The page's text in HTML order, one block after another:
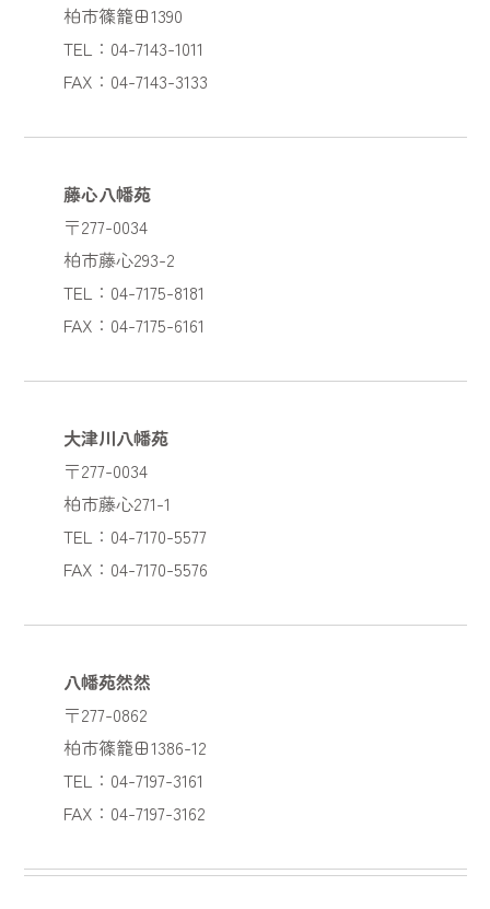
柏市篠籠田1390
TEL：04-7143-1011
FAX：04-7143-3133
藤心八幡苑
〒277-0034
柏市藤心293-2
TEL：04-7175-8181
FAX：04-7175-6161
大津川八幡苑
〒277-0034
柏市藤心271-1
TEL：04-7170-5577
FAX：04-7170-5576
八幡苑然然
〒277-0862
柏市篠籠田1386-12
TEL：04-7197-3161
FAX：04-7197-3162